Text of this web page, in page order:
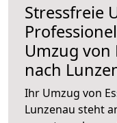
Stressfreie
Umzug von
nach
Ihr Umzug von
Lunzenau steht